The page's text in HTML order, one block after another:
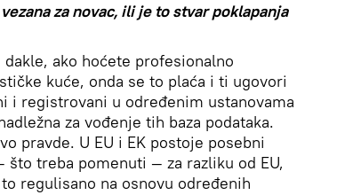
za novac, ili je to stvar poklapanja
ako hoćete profesionalno
kuće, onda se to plaća i ti ugovori
i registrovani u određenim ustanovama
za vođenje tih baza podataka.
pravde. U EU i EK postoje posebni
treba pomenuti — za razliku od EU,
regulisano na osnovu određenih